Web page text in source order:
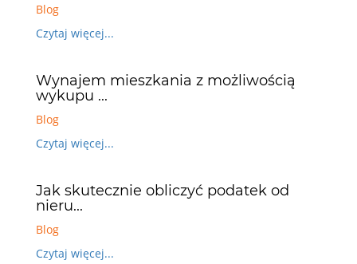
Blog
Czytaj więcej...
Wynajem mieszkania z możliwością
wykupu ...
Blog
Czytaj więcej...
Jak skutecznie obliczyć podatek od
nieru...
Blog
Czytaj więcej...